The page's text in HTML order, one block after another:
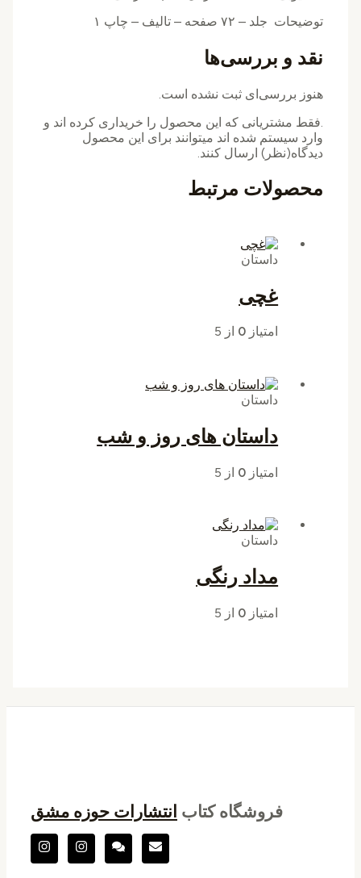
توضیحات جلد – ۷۲ صفحه – تالیف – چاپ ۱
نقد و بررسی‌ها
هنوز بررسی‌ای ثبت نشده است.
.فقط مشتریانی که این محصول را خریداری کرده اند و
وارد سیستم شده اند میتوانند برای این محصول
دیدگاه(نظر) ارسال کنند.
محصولات مرتبط
داستان
غچی
امتیاز 0 از 5
داستان
داستان های روز و شب
امتیاز 0 از 5
داستان
مداد رنگی
امتیاز 0 از 5
فروشگاه کتاب انتشارات حوزه مشق